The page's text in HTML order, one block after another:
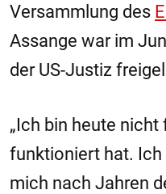
Versammlung des
Assange war im
der US-Justiz
„Ich bin heute nicht
funktioniert hat. Ich
mich nach Jahren